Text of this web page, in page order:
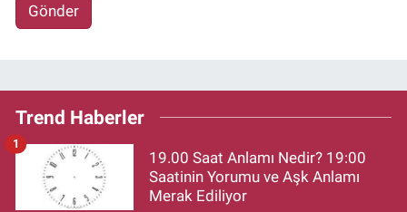
Gönder
Trend Haberler
19.00 Saat Anlamı Nedir? 19:00
Saatinin Yorumu ve Aşk Anlamı
Merak Ediliyor
1